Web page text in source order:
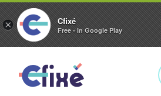
× Cfixé
Free - In Google Play